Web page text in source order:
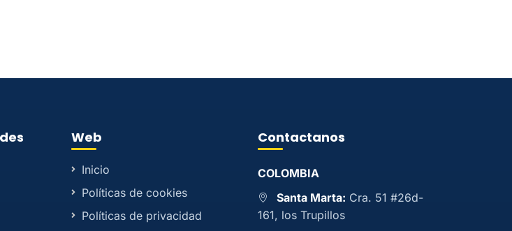
Web
Inicio
Políticas de cookies
Políticas de privacidad
Contactanos
COLOMBIA
Santa Marta: Cra. 51 #26d-
161, los Trupillos